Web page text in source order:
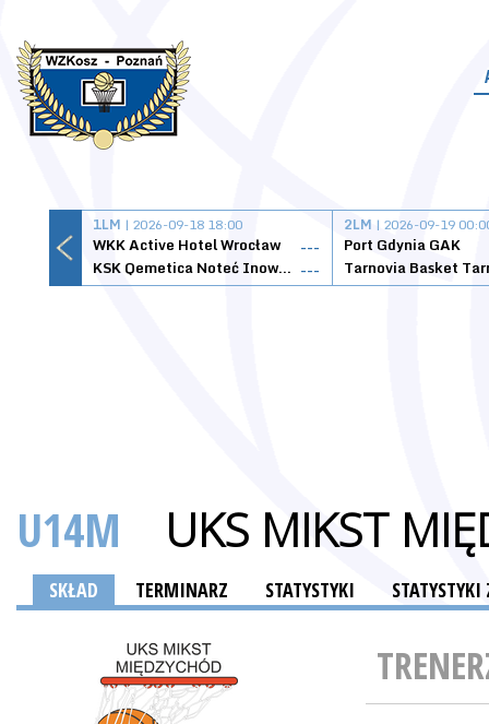
1LM | 2026-09-18 18:00
WKK Active Hotel Wrocław
---
KSK Qemetica Noteć Inowrocław ---
2LM | 2026-09-19
Port Gdynia GAK
U14M UKS MIKST
SKŁAD TERMINARZ STATYSTYKI